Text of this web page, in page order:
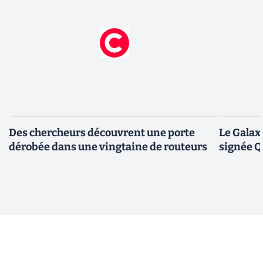
Des chercheurs découvrent une porte
dérobée dans une vingtaine de routeurs
Le
signée